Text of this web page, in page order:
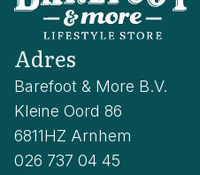
Adres
Barefoot & More B.V.
Kleine Oord 86
6811HZ Arnhem
026 737 04 45